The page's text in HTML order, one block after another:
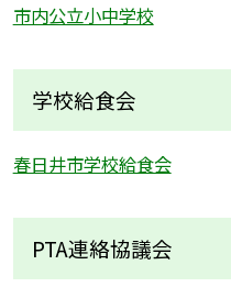
市内公立小中学校
学校給食会
春日井市学校給食会
PTA連絡協議会